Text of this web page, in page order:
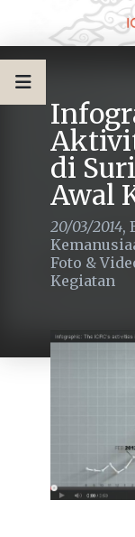
di
Awal
20/03/2014,
Foto &
Kegiatan